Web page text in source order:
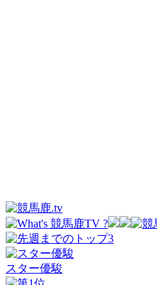
スター優駿